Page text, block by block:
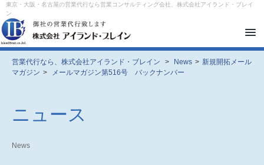
東京・大阪・名古屋の営業代行なら営業コンサルティング会社、株式会社アイランド・ブレイ
ン
メ
ュ
ー
営業代行なら、株式会社アイランド・ブレイン > News > 新規開拓メール
マガジン > メールマガジン第516号 バックナンバー
ニュース
News